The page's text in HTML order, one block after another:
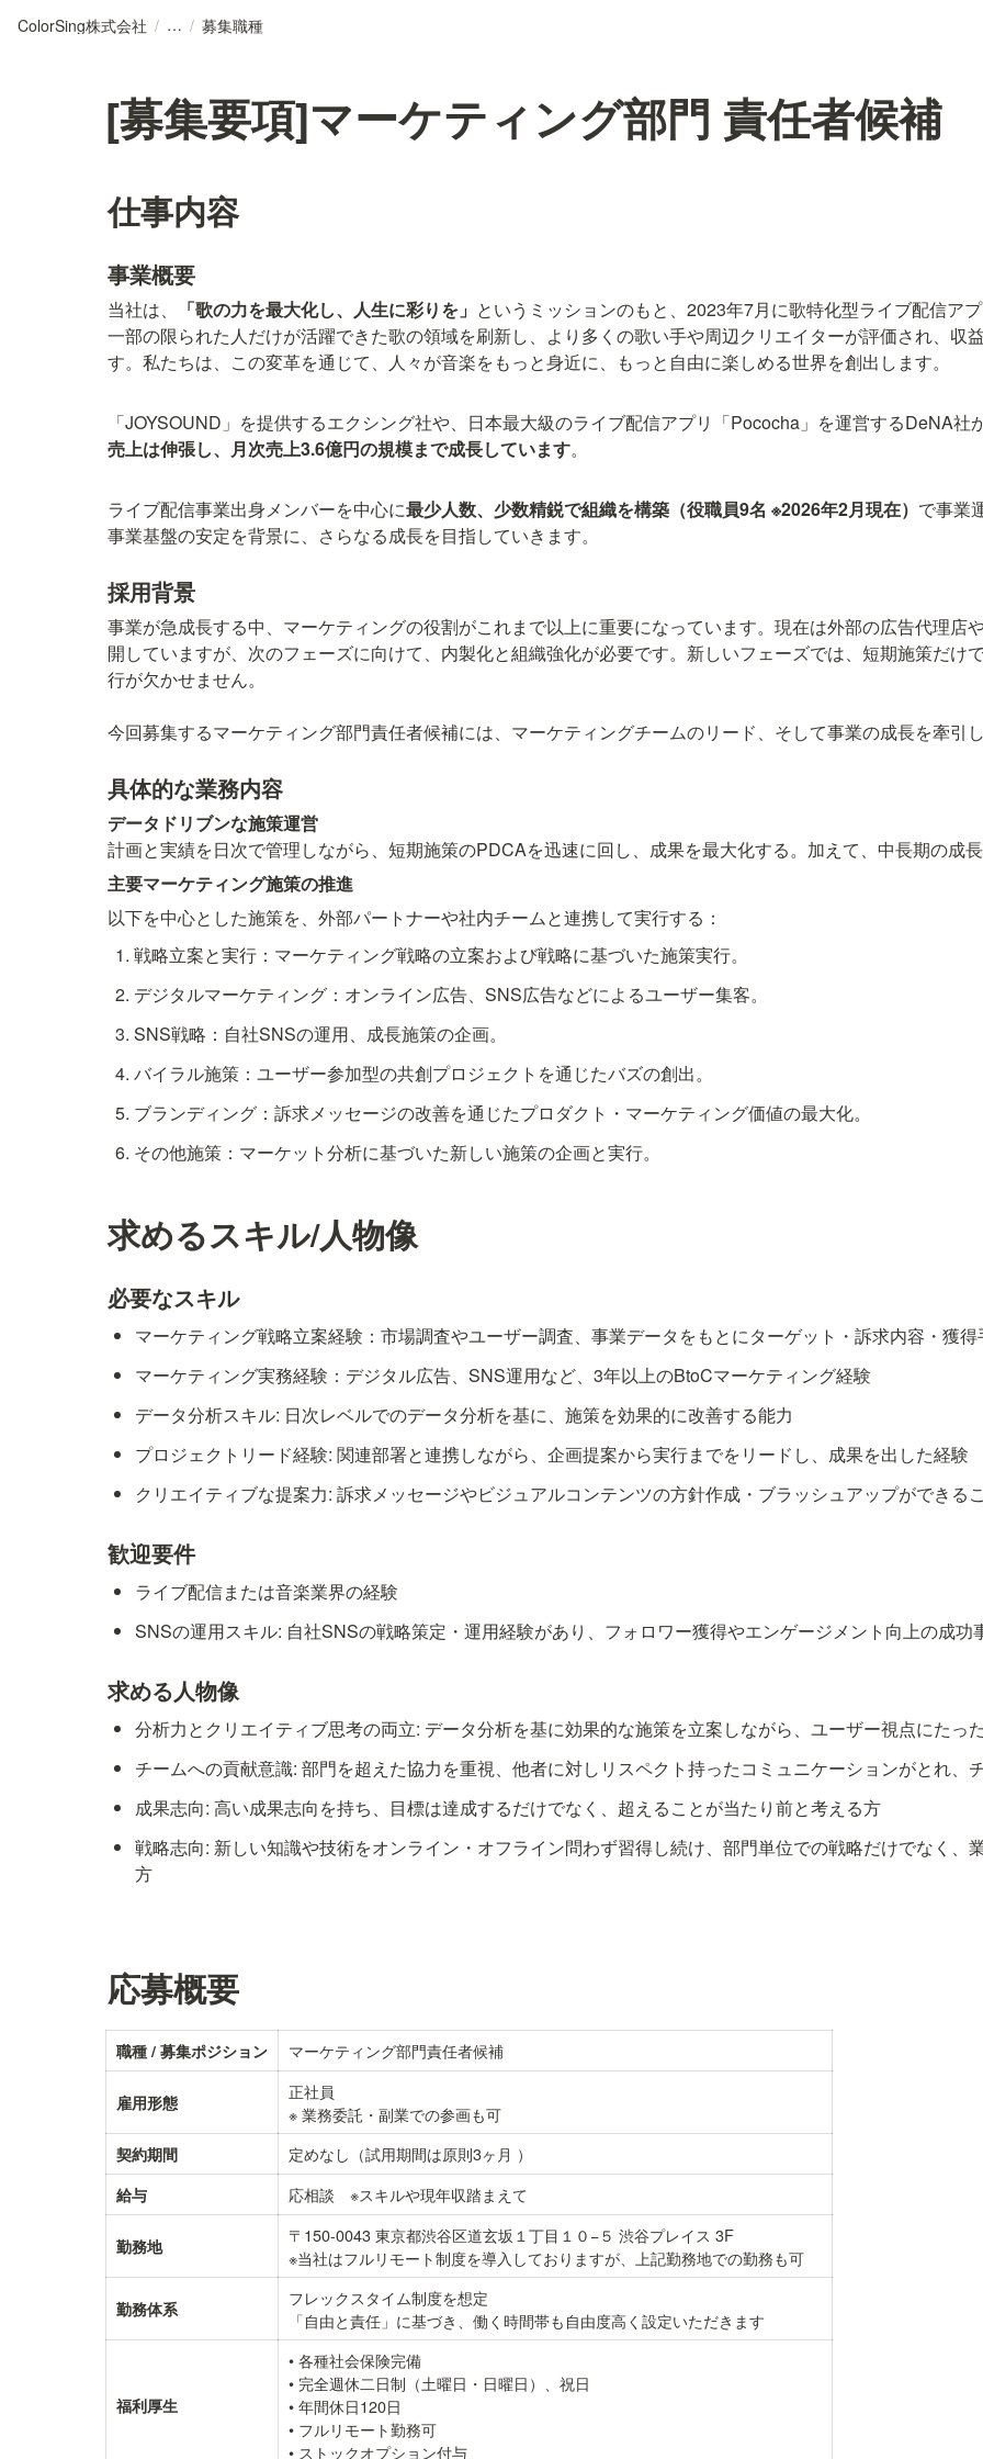
ColorSing株式会社 / / 募集職種
[募集要項]マーケティング部門 責任者候補
仕事内容
事業概要
当社は、 「歌の力を最大化し、人生に彩りを」 というミッションのもと、2023年7月に歌特化型ライブ配信ア
一部の限られた人だけが活躍できた歌の領域を刷新し、より多くの歌い手や周辺クリエイターが評価され、収
す。私たちは、この変革を通じて、人々が音楽をもっと身近に、もっと自由に楽しめる世界を創出します。
「JOYSOUND」を提供するエクシング社や、日本最大級のライブ配信アプリ「Pococha」を運営するDeNA社
売上は伸張し、月次売上3.6億円の規模まで成長しています。
ライブ配信事業出身メンバーを中心に最少人数、少数精鋭で組織を構築（役職員9名 ※2026年2月現在） で事業
採用背景
事業が急成長する中、マーケティングの役割がこれまで以上に重要になっています。現在は外部の広告代理店
開していますが、次のフェーズに向けて、内製化と組織強化が必要です。新しいフェーズでは、短期施策だけ
行が欠かせません。
具体的な業務内容
主要マーケティング施策の推進
以下を中心とした施策を、外部パートナーや社内チームと連携して実行する：
戦略立案と実行：マーケティング戦略の立案および戦略に基づいた施策実行。
デジタルマーケティング：オンライン広告、SNS広告などによるユーザー集客。
SNS戦略：自社SNSの運用、成長施策の企画。
バイラル施策：ユーザー参加型の共創プロジェクトを通じたバズの創出。
ブランディング：訴求メッセージの改善を通じたプロダクト・マーケティング価値の最大化。
求めるスキル/人物像
必要なスキル
マーケティング戦略立案経験：市場調査やユーザー調査、事業データをもとにターゲット・訴求内容・獲
マーケティング実務経験：デジタル広告、SNS運用など、3年以上のBtoCマーケティング経験
データ分析スキル: 日次レベルでのデータ分析を基に、施策を効果的に改善する能力
プロジェクトリード経験: 関連部署と連携しながら、企画提案から実行までをリードし、成果を出した経験
クリエイティブな提案力: 訴求メッセージやビジュアルコンテンツの方針作成・ブラッシュアップができる
歓迎要件
ライブ配信または音楽業界の経験
SNSの運用スキル: 自社SNSの戦略策定・運用経験があり、フォロワー獲得やエンゲージメント向上の成功
求める人物像
分析力とクリエイティブ思考の両立: データ分析を基に効果的な施策を立案しながら、ユーザー視点にたっ
チームへの貢献意識: 部門を超えた協力を重視、他者に対しリスペクト持ったコミュニケーションがとれ、
成果志向: 高い成果志向を持ち、目標は達成するだけでなく、超えることが当たり前と考える方
戦略志向: 新しい知識や技術をオンライン・オフライン問わず習得し続け、部門単位での戦略だけでなく、
方
応募概要
職種 / 募集ポジション マーケティング部門責任者候補
雇用形態
正社員
契約期間 定めなし（試用期間は原則3ヶ月 ）
給与 応相談　※スキルや現年収踏まえて
勤務地
〒150-0043 東京都渋谷区道玄坂１丁目１０−５ 渋谷プレイス 3F
勤務体系
フレックスタイム制度を想定
福利厚生
• 各種社会保険完備
• 完全週休二日制（土曜日・日曜日）、祝日
• 年間休日120日
• フルリモート勤務可